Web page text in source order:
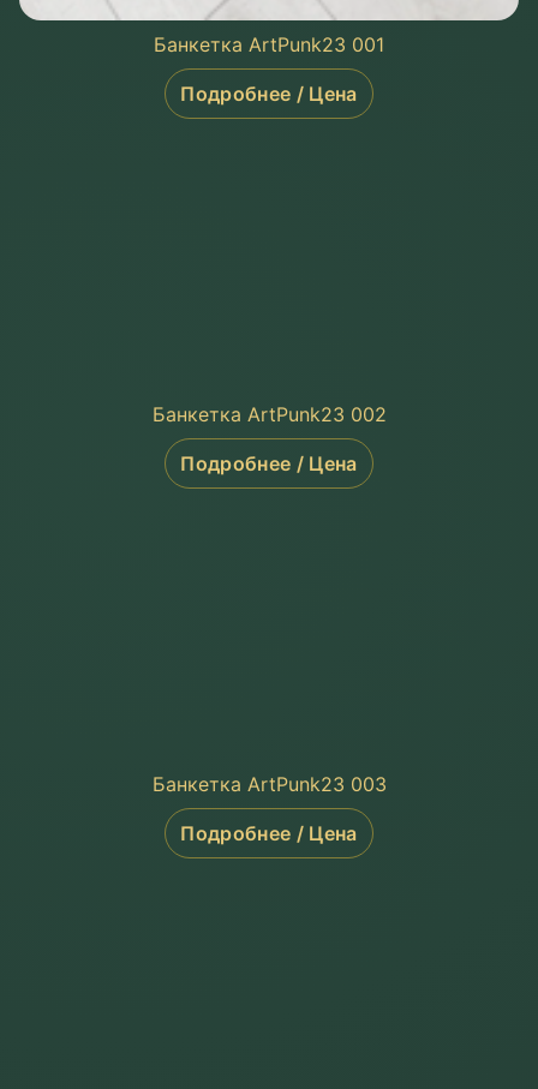
Банкетка ArtPunk23 001
Подробнее / Цена
Банкетка ArtPunk23 002
Подробнее / Цена
Банкетка ArtPunk23 003
Подробнее / Цена